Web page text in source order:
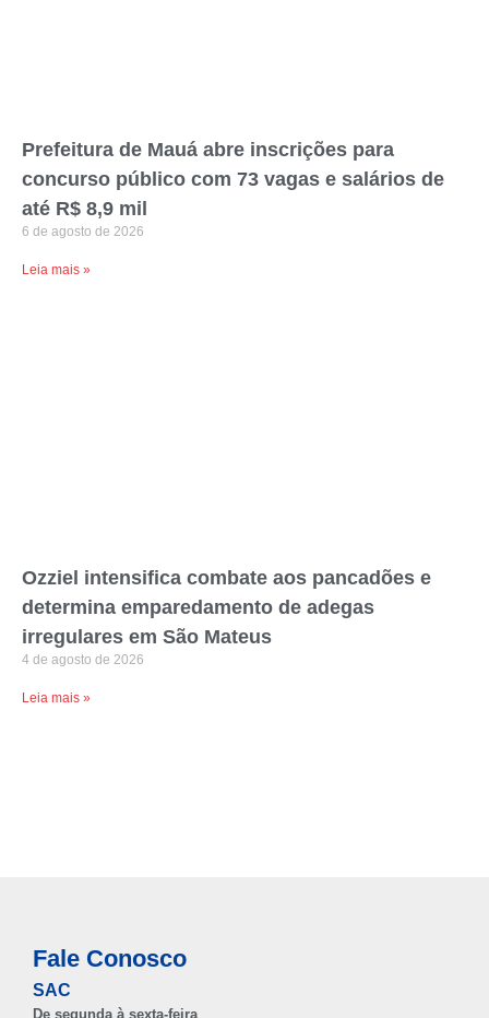
Prefeitura de Mauá abre inscrições para
concurso público com 73 vagas e salários de
até R$ 8,9 mil
6 de agosto de 2026
Leia mais »
Ozziel intensifica combate aos pancadões e
determina emparedamento de adegas
irregulares em São Mateus
4 de agosto de 2026
Leia mais »
Fale Conosco
SAC
De segunda à sexta-feira